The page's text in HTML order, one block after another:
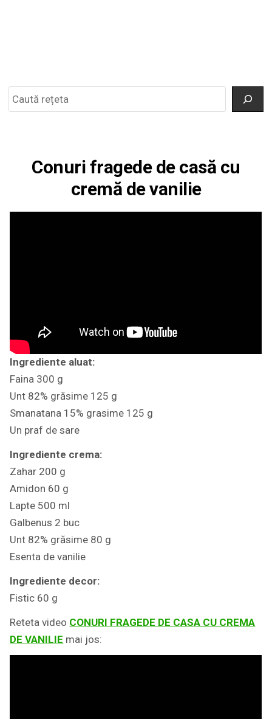
Conuri fragede de casă cu
cremă de vanilie
Ingrediente aluat:
Faina 300 g
Unt 82% grăsime 125 g
Smanatana 15% grasime 125 g
Un praf de sare
Ingrediente crema:
Zahar 200 g
Amidon 60 g
Lapte 500 ml
Galbenus 2 buc
Unt 82% grăsime 80 g
Esenta de vanilie
Ingrediente decor:
Fistic 60 g
Reteta video CONURI FRAGEDE DE CASA CU CREMA
DE VANILIE mai jos: